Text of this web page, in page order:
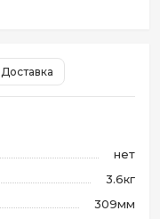
Доставка
нет
3.6кг
309мм